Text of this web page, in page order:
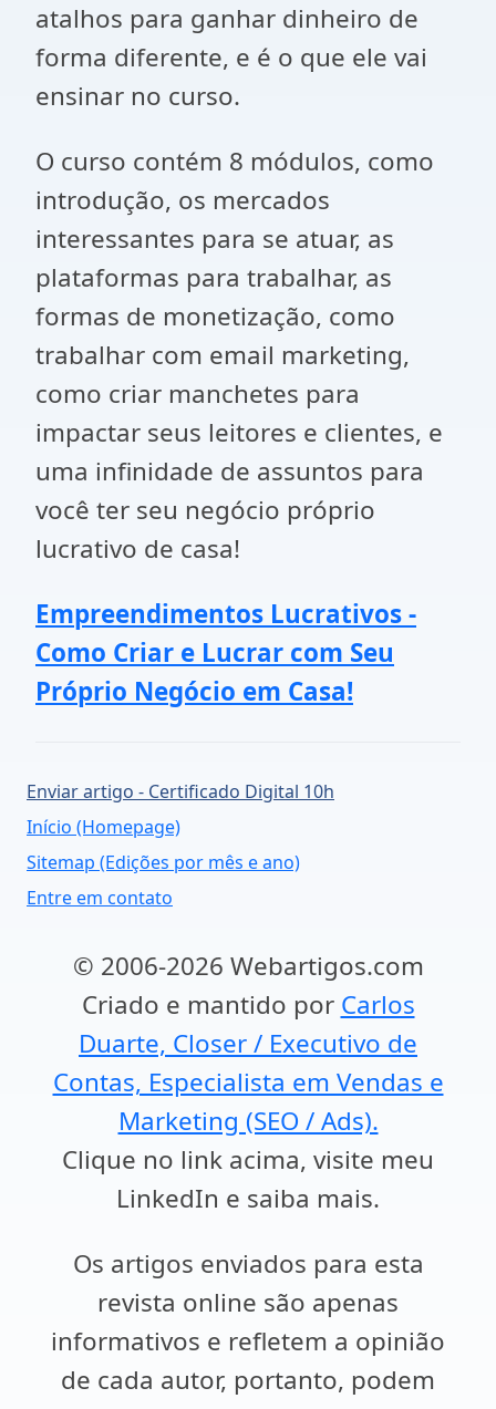
atalhos para ganhar dinheiro de
forma diferente, e é o que ele vai
ensinar no curso.
O curso contém 8 módulos, como
introdução, os mercados
interessantes para se atuar, as
plataformas para trabalhar, as
formas de monetização, como
trabalhar com email marketing,
como criar manchetes para
impactar seus leitores e clientes, e
uma infinidade de assuntos para
você ter seu negócio próprio
lucrativo de casa!
Empreendimentos Lucrativos -
Como Criar e Lucrar com Seu
Próprio Negócio em Casa!
Enviar artigo - Certificado Digital 10h
Início (Homepage)
Sitemap (Edições por mês e ano)
Entre em contato
© 2006-2026 Webartigos.com
Criado e mantido por Carlos
Duarte, Closer / Executivo de
Contas, Especialista em Vendas e
Marketing (SEO / Ads).
Clique no link acima, visite meu
LinkedIn e saiba mais.
Os artigos enviados para esta
revista online são apenas
informativos e refletem a opinião
de cada autor, portanto, podem